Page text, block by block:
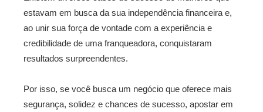
estavam em busca da sua independência financeira e,
ao unir sua força de vontade com a experiência e
credibilidade de uma franqueadora, conquistaram
resultados surpreendentes.
Por isso, se você busca um negócio que oferece mais
segurança, solidez e chances de sucesso, apostar em